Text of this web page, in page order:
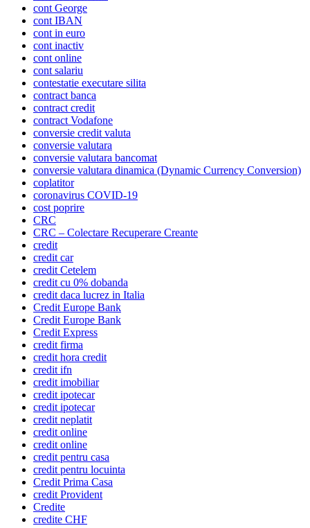
cont George
cont IBAN
cont in euro
cont inactiv
cont online
cont salariu
contestatie executare silita
contract banca
contract credit
contract Vodafone
conversie credit valuta
conversie valutara
conversie valutara bancomat
conversie valutara dinamica (Dynamic Currency Conversion)
coplatitor
coronavirus COVID-19
cost poprire
CRC
CRC – Colectare Recuperare Creante
credit
credit car
credit Cetelem
credit cu 0% dobanda
credit daca lucrez in Italia
Credit Europe Bank
Credit Europe Bank
Credit Express
credit firma
credit hora credit
credit ifn
credit imobiliar
credit ipotecar
credit ipotecar
credit neplatit
credit online
credit online
credit pentru casa
credit pentru locuinta
Credit Prima Casa
credit Provident
Credite
credite CHF